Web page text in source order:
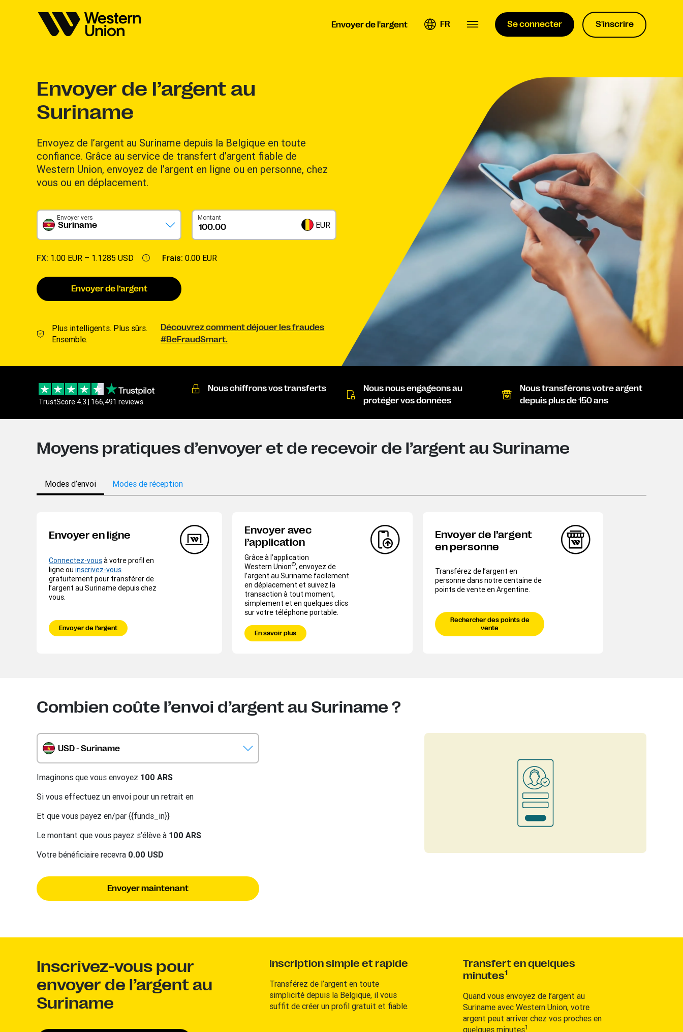
Envoyer de l'argent FR Se connecter S'inscrire
Envoyer de l’argent au
Suriname
Envoyez de l’argent au Suriname depuis la Belgique en toute
confiance. Grâce au service de transfert d’argent fiable de
Western Union, envoyez de l’argent en ligne ou en personne, chez
vous ou en déplacement.
Suriname
Envoyer vers Montant
EUR
FX: 1.00 EUR – 1.1285 USD Frais: 0.00 EUR
Envoyer de l’argent
Plus intelligents. Plus sûrs.
Ensemble.
Découvrez comment déjouer les fraudes
#BeFraudSmart.
TrustScore 4.3 | 166,491 reviews
Nous chiffrons vos transferts
Nous nous engageons au
protéger vos données
Nous transférons votre argent
depuis plus de 150 ans
Moyens pratiques d’envoyer et de recevoir de l’argent au Suriname
Modes d’envoi Modes de réception
Envoyer en ligne
Connectez-vousà votre profil en
ligne ou inscrivez-vous
gratuitement pour transférer de
l’argent au Suriname depuis chez
vous.
Envoyer de l’argent
Envoyer avec
l’application
Grâce à l’application
Western Union®, envoyez de
l’argent au Suriname facilement
en déplacement et suivez la
transaction à tout moment,
simplement et en quelques clics
sur votre téléphone portable.
En savoir plus
Envoyer de l’argent
en personne
Transférez de l’argent en
personne dans notre centaine de
points de vente en Argentine.
Rechercher des points de
vente
Combien coûte l’envoi d’argent au Suriname ?
USD - Suriname
Imaginons que vous envoyez 100 ARS
Si vous effectuez un envoi pour un retrait en
Et que vous payez en/par {{funds_in}}
Le montant que vous payez s’élève à 100 ARS
Votre bénéficiaire recevra 0.00 USD
Envoyer maintenant
Inscrivez-vous pour
envoyer de l’argent au
Suriname
Inscription simple et rapide
Transférez de l’argent en toute
simplicité depuis la Belgique, il vous
suffit de créer un profil gratuit et fiable.
Transfert en quelques
minutes1
Quand vous envoyez de l’argent au
Suriname avec Western Union, votre
argent peut arriver chez vos proches en
quelques minutes1 .